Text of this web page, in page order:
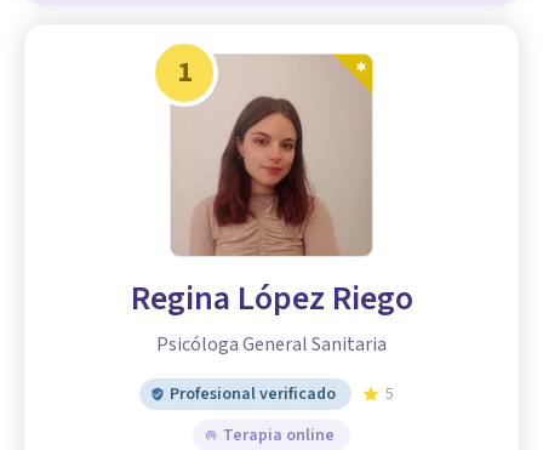
1
Regina López Riego
Psicóloga General Sanitaria
Profesional verificado
5
Terapia online